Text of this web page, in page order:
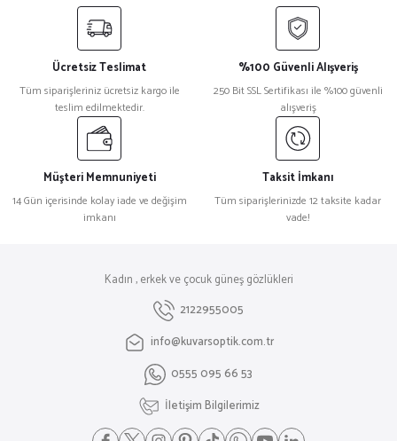
Ücretsiz Teslimat
Tüm siparişleriniz ücretsiz kargo ile
teslim edilmektedir.
%100 Güvenli Alışveriş
250 Bit SSL Sertifikası ile %100 güvenli
alışveriş
Müşteri Memnuniyeti
14 Gün içerisinde kolay iade ve değişim
imkanı
Taksit İmkanı
Tüm siparişlerinizde 12 taksite kadar
vade!
Kadın , erkek ve çocuk güneş gözlükleri
2122955005
info@kuvarsoptik.com.tr
0555 095 66 53
İletişim Bilgilerimiz